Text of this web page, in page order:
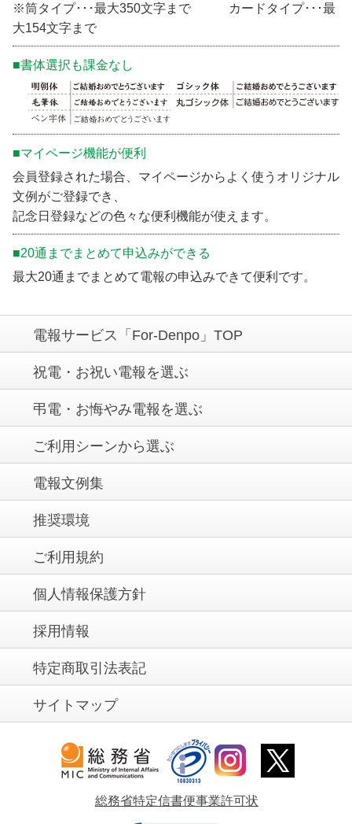
※筒タイプ･･･最大350文字まで カードタイプ･･･最
大154文字まで
■書体選択も課金なし
■マイページ機能が便利
会員登録された場合、マイページからよく使うオリジナル
文例がご登録でき、
記念日登録などの色々な便利機能が使えます。
■20通までまとめて申込みができる
最大20通までまとめて電報の申込みできて便利です。
電報サービス「For-Denpo」TOP
祝電・お祝い電報を選ぶ
弔電・お悔やみ電報を選ぶ
ご利用シーンから選ぶ
電報文例集
推奨環境
ご利用規約
個人情報保護方針
採用情報
特定商取引法表記
サイトマップ
総務省特定信書便事業許可状